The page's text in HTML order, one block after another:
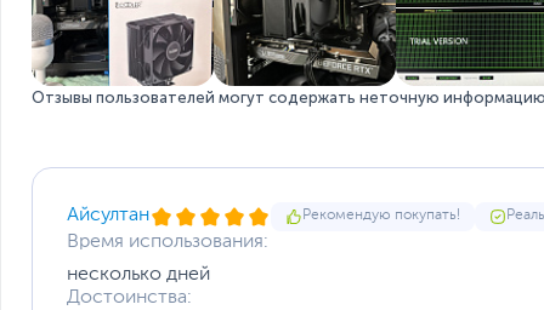
Отзывы пользователей могут содержать неточную
Айсултан Рекомендую покупать!
Время использования:
несколько дней
Достоинства: